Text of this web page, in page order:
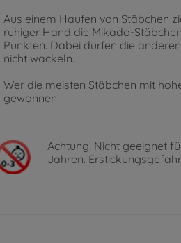
Aus einem Haufen von Stäbchen
ruhiger Hand die Mikado-
Punkten. Dabei dürfen die
nicht wackeln.
Wer die meisten Stäbchen mit
gewonnen.
Achtung! Nicht geeignet
Jahren.